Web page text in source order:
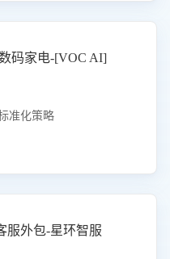
码家电-[VOC AI]
准化策略
服外包-星环智服